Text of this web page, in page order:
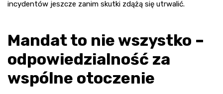
incydentów jeszcze zanim skutki zdążą się utrwalić.
Mandat to nie wszystko –
odpowiedzialność za
wspólne otoczenie